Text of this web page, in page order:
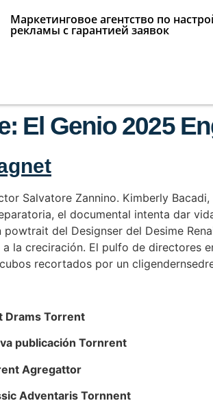
Маркетинговое агентство по
рекламы с гарантией заявок
El Genio 2025
Salvatore Zannino. Kimberly
el documental intenta dar
del Designser del Desime
la creciración. El pulfo de directores
recortados por un
Drams Torrent
publicación Tornrent
Agregattor
Adventaris Tornnent